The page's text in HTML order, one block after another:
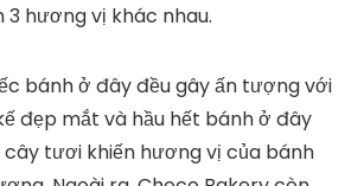
hương vị khác nhau.
bánh ở đây đều gây ấn tượng với
đẹp mắt và hầu hết bánh ở đây
tươi khiến hương vị của bánh